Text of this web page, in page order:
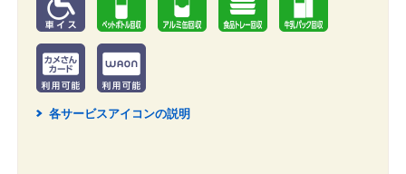
2 各サービスアイコンの説明